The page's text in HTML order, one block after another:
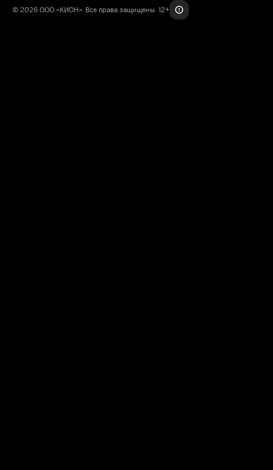
© 2026 ООО «КИОН». Все права защищены. 12+